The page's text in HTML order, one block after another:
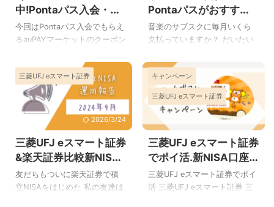
見ることができます。 Ponta
アム)では国内や海外の映画、
アニメ、ドラマなどが見放題
動画が観られるのでしょう
か？それぞれの作品数も合わ
せてご紹介します。 Pontaパ
スで観 ...
るとどんな本や雑誌が無料で
1月にPontaパス会員が読める
本や雑誌一覧をご紹介しま
いことがあります。 [ポンタパ
ス本&雑誌]男性コミック誌
Pontaパス 漫画ゴラク ...
中!Pontaパス入会・再
入会でauPAYマーケッ
トで使えるクーポン
今回はPontaパス入会でもらえ
るauPAYマーケットのクーポン
紹介します。 この記事から分
かること クーポンは誰でもも
らえるの？ どうすればもらえ
るの？ クーポン取得専用ペー
ジはどこ？ Pontaパス特典
auPAYマーケット4,000円分ク
ーポンが6,000円に増量中 出
典：Pontaパス 2025年3月31
と、通常もらえるauPAYマーケ
ットで使える4,000円分のクー
Pontaパスがおすす
め。聴ける曲一覧&作品
数2025年3月
音楽のサブスクに毎月いくら
支払っていますか？ だいたい
が相場のようですが、 Ponta
パスにすれば、実質無料で音
楽が聴き放題です。 Pontaパ
スは月額548円かかりますが、
音楽以外にもできることが
色々あります。 他のことで簡
単に月額料金の元が取れてし
まうので、音楽は実質無料と
聴ける曲 Pontaパス(以下同じ)
三菱UFJ eスマート証券
2026/3/24
三菱UFJ eスマート証券
&楽天証券比較新NISA
初心者にお得なのはど
っち&運用報告2024年
友だちもついに楽天証券で積
立NISAをはじめた 私の友達は
キャンペーン
三菱UFJ eスマート証券
2026/3/24
三菱UFJ eスマート証券
でポイ活.新NISA口座
開設などで3,000円も
らえるキャンペーン
三菱UFJ eスマート証券でポイ
活 三菱UFJ eスマート証券 三